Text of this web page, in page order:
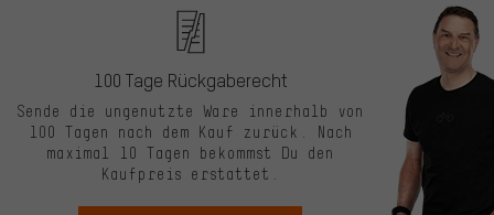
100 Tage Rückgaberecht
Sende die ungenutzte Ware innerhalb von
100 Tagen nach dem Kauf zurück. Nach
maximal 10 Tagen bekommst Du den
Kaufpreis erstattet.